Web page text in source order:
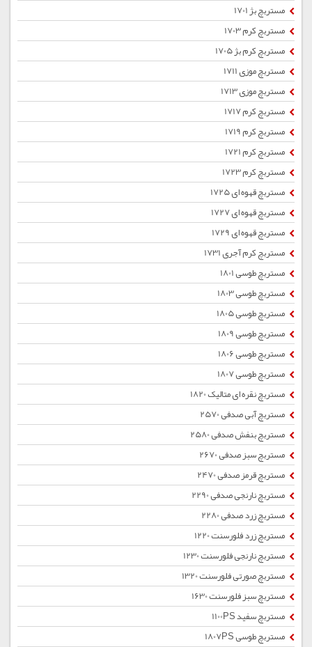
مستربچ بژ 1701
مستربچ کرم 1703
مستربچ کرم بژ 1705
مستربچ موزی 1711
مستربچ موزی 1713
مستربچ کرم 1717
مستربچ کرم 1719
مستربچ کرم 1721
مستربچ کرم 1723
مستربچ قهوه ای 1725
مستربچ قهوه ای 1727
مستربچ قهوه ای 1729
مستربچ کرم آجری 1731
مستربچ طوسی 1801
مستربچ طوسی 1803
مستربچ طوسی 1805
مستربچ طوسی 1809
مستربچ طوسی 1806
مستربچ طوسی 1807
مستربچ نقره ای متالیک 1820
مستربچ آبی صدفی 2570
مستربچ بنفش صدفی 2580
مستربچ سبز صدفی 2670
مستربچ قرمز صدفی 2470
مستربچ نارنجی صدفی 2290
مستربچ زرد صدفی 2280
مستربچ زرد فلورسنت 1220
مستربچ نارنجی فلورسنت 1230
مستربچ صورتی فلورسنت 1320
مستربچ سبز فلورسنت 1630
مستربچ سفید 1100PS
مستربچ طوسی 1807PS